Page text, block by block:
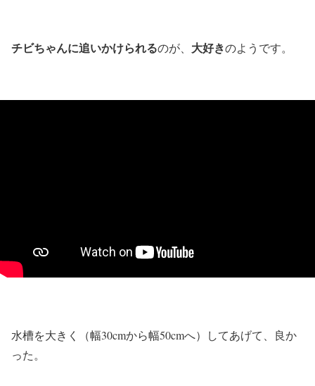
チビちゃんに追いかけられるのが、 大好きのようです。
水槽を大きく（幅30cmから幅50cmへ）してあげて、良か
った。